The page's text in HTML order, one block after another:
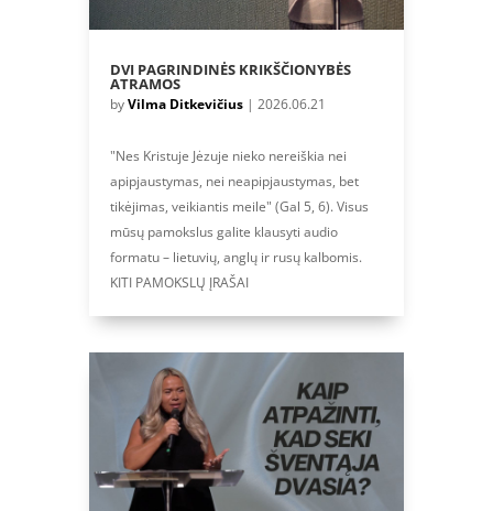
DVI PAGRINDINĖS KRIKŠČIONYBĖS
ATRAMOS
byVilma Ditkevičius| 2026.06.21
"Nes Kristuje Jėzuje nieko nereiškia nei
apipjaustymas, nei neapipjaustymas, bet
tikėjimas, veikiantis meile" (Gal 5, 6). Visus
mūsų pamokslus galite klausyti audio
formatu – lietuvių, anglų ir rusų kalbomis.
KITI PAMOKSLŲ ĮRAŠAI